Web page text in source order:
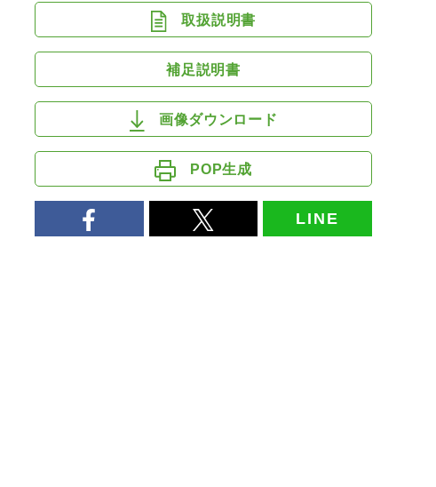
取扱説明書
補足説明書
画像ダウンロード
POP生成
LINE